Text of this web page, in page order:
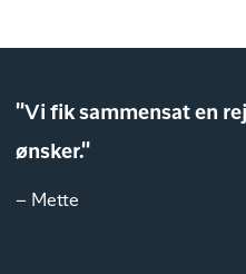
"Vi fik sammensat en
ønsker."
– Mette